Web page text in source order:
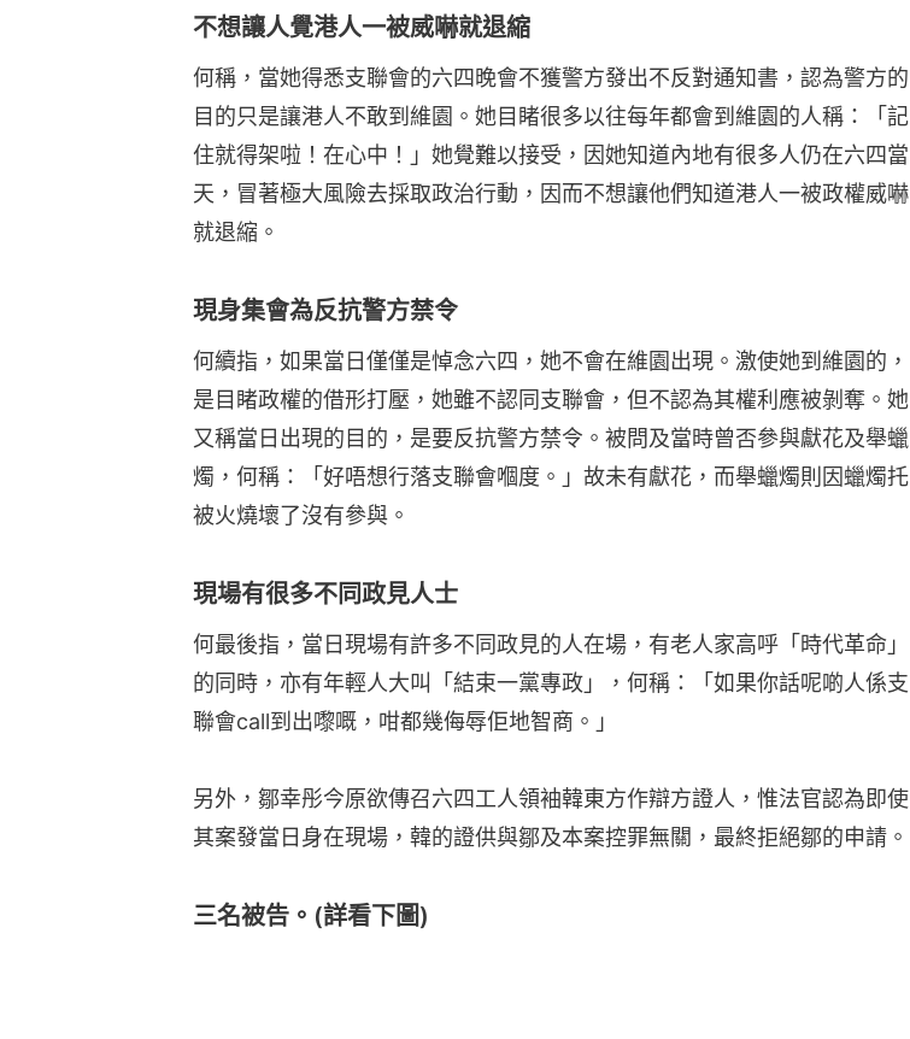
不想讓人覺港人一被威嚇就退縮
何稱，當她得悉支聯會的六四晚會不獲警方發出不反對通知書，認為警方的
目的只是讓港人不敢到維園。她目睹很多以往每年都會到維園的人稱：「記
住就得架啦！在心中！」她覺難以接受，因她知道內地有很多人仍在六四當
天，冒著極大風險去採取政治行動，因而不想讓他們知道港人一被政權威嚇
就退縮。
現身集會為反抗警方禁令
何續指，如果當日僅僅是悼念六四，她不會在維園出現。激使她到維園的，
是目睹政權的借形打壓，她雖不認同支聯會，但不認為其權利應被剝奪。她
又稱當日出現的目的，是要反抗警方禁令。被問及當時曾否參與獻花及舉蠟
燭，何稱：「好唔想行落支聯會嗰度。」故未有獻花，而舉蠟燭則因蠟燭托
被火燒壞了沒有參與。
現場有很多不同政見人士
何最後指，當日現場有許多不同政見的人在場，有老人家高呼「時代革命」
的同時，亦有年輕人大叫「結束一黨專政」，何稱：「如果你話呢啲人係支
聯會call到出嚟嘅，咁都幾侮辱佢地智商。」
另外，鄒幸彤今原欲傳召六四工人領袖韓東方作辯方證人，惟法官認為即使
其案發當日身在現場，韓的證供與鄒及本案控罪無關，最終拒絕鄒的申請。
三名被告。(詳看下圖)